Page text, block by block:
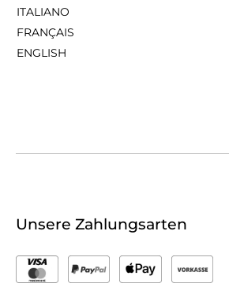
ITALIANO
FRANÇAIS
ENGLISH
Unsere Zahlungsarten